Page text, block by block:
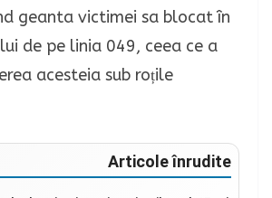
geanta victimei sa blocat în
de pe linia 049, ceea ce a
acesteia sub roțile
Articole înrudite